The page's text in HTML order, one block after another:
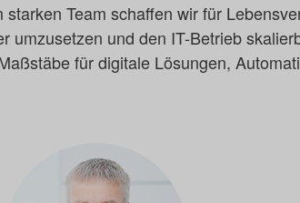
Team schaffen wir für
umzusetzen und den IT-Betrieb
für digitale Lösungen,